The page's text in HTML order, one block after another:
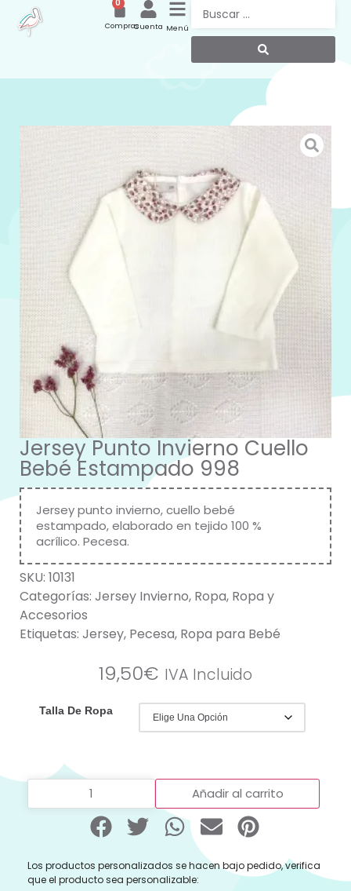
Menú
Cuenta
0
Compras
Jersey Punto Invierno Cuello
Bebé Estampado 998
Jersey punto invierno, cuello bebé
estampado, elaborado en tejido 100 %
acrílico. Pecesa.
SKU: 10131
Categorías: Jersey Invierno, Ropa, Ropa y
Accesorios
Etiquetas: Jersey, Pecesa, Ropa para Bebé
19,50€ IVA Incluido
Talla De Ropa
Añadir al carrito
Los productos personalizados se hacen bajo pedido, verifica
que el producto sea personalizable: